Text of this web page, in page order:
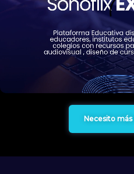
Necesito